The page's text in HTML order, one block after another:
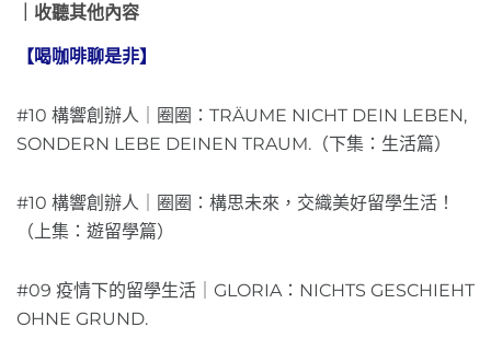
收聽其他內容
【喝咖啡聊是非】
#10 構響創辦人｜圈圈：TRÄUME NICHT DEIN LEBEN,
SONDERN LEBE DEINEN TRAUM.（下集：生活篇）
#10 構響創辦人｜圈圈：構思未來，交織美好留學生活！
（上集：遊留學篇）
#09 疫情下的留學生活｜GLORIA：NICHTS GESCHIEHT
OHNE GRUND.